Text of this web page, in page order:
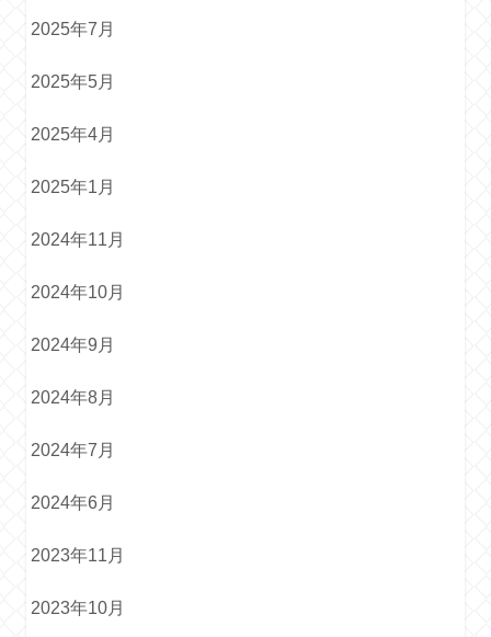
2025年7月
2025年5月
2025年4月
2025年1月
2024年11月
2024年10月
2024年9月
2024年8月
2024年7月
2024年6月
2023年11月
2023年10月